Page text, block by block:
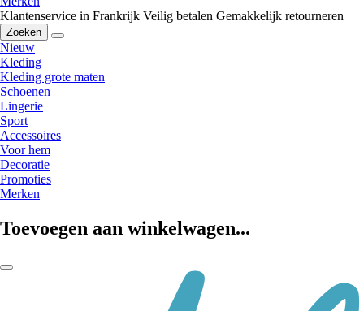
Klantenservice in Frankrijk Veilig betalen Gemakkelijk retourneren
Zoeken
Nieuw
Kleding
Kleding grote maten
Schoenen
Lingerie
Sport
Accessoires
Voor hem
Decoratie
Promoties
Merken
Toevoegen aan winkelwagen...